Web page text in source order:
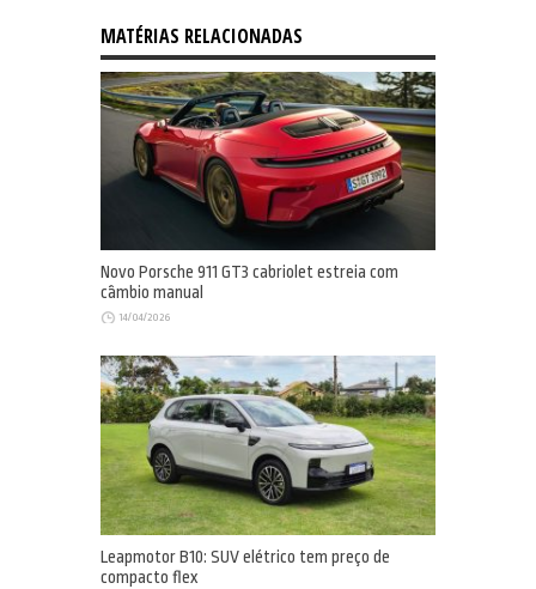
MATÉRIAS RELACIONADAS
Novo Porsche 911 GT3 cabriolet estreia com
câmbio manual
14/04/2026
Leapmotor B10: SUV elétrico tem preço de
compacto flex